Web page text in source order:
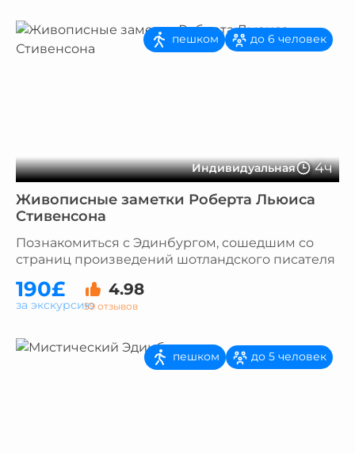
Индивидуальная 4ч
пешком до 6 человек
Живописные заметки Роберта Льюиса
Стивенсона
Познакомиться с Эдинбургом, сошедшим со
страниц произведений шотландского писателя
190£ 4.98
59 отзывов
за экскурсию
пешком до 5 человек